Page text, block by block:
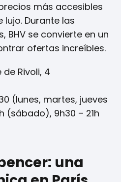
más accesibles
lujo. Durante las
BHV se convierte en un
ofertas increíbles.
Rivoli, 4
(lunes, martes, jueves
(sábado), 9h30 – 21h
una